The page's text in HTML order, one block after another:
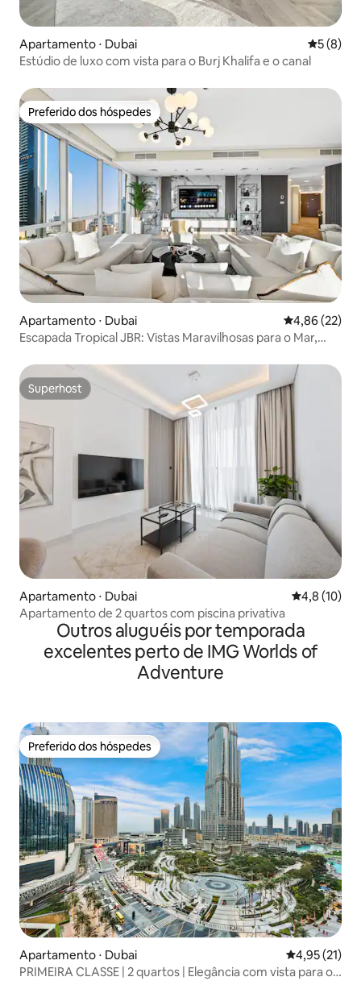
Apartamento ⋅ Dubai 5 de
5 (8)
Estúdio de luxo com vista para o Burj Khalifa e o canal
Preferido dos hóspedes
Preferido dos hóspedes
Apartamento ⋅ Dubai 4,86 de uma
4,86 (22)
Escapada Tropical JBR: Vistas Maravilhosas para o Mar,
Superhost
Superhost
Apartamento ⋅ Dubai 4,8 de uma
4,8 (10)
Apartamento de 2 quartos com piscina privativa
Outros aluguéis por temporada
excelentes perto de IMG Worlds of
Adventure
Preferido dos hóspedes
Preferido dos hóspedes
Apartamento ⋅ Dubai 4,95 de uma
4,95 (21)
PRIMEIRA CLASSE | 2 quartos | Elegância com vista para o